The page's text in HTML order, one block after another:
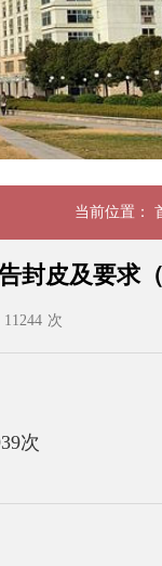
当前位置：
皮及要求（
11244 次
次